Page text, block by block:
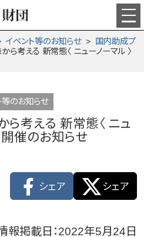
イベント等のお知らせ> 国内助成プ
考える 新常態〈 ニューノーマル 〉
等のお知らせ
ら考える 新常態〈 ニュ
開催のお知らせ
シェア シェア
報掲載日：2022年5月24日